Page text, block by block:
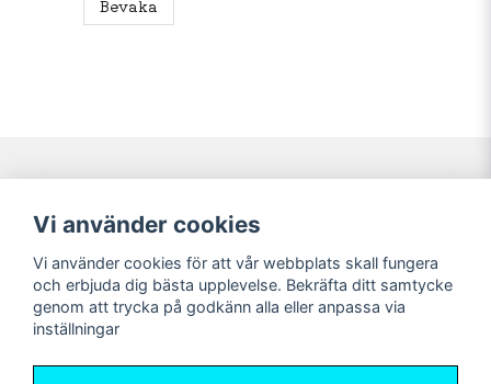
Bevaka
Navigering
Nyheter!
Förbeställning
Mitt konto
Logga in
Registrera dig
Glömt lösenord?
Sociala medier
Vi använder cookies
Vi använder cookies för att vår webbplats skall fungera
och erbjuda dig bästa upplevelse. Bekräfta ditt samtycke
genom att trycka på godkänn alla eller anpassa via
inställningar